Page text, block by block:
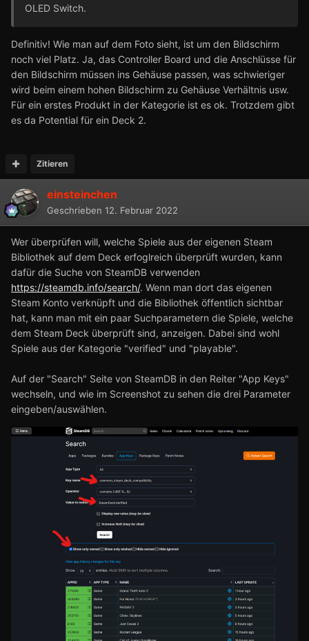
OLED Switch.
Definitiv! Wie man auf dem Foto sieht, ist um den Bildschirm
noch viel Platz. Ja, das Controller Board und die Anschlüsse für
den Bildschirm müssen ins Gehäuse passen, was schwieriger
wird beim einem hohen Bildschirm zu Gehäuse Verhältnis usw.
Für ein erstes Produkt in der Kategorie ist es ok. Trotzdem gibt
es da Potential für ein Deck 2.
Zitieren
einsteinchen
Geschrieben 12. Februar 2022
Wer überprüfen will, welche Spiele aus der eigenen Steam
Bibliothek auf dem Deck erfoglreich überprüft wurden, kann
dafür die Suche von SteamDB verwenden
https://steamdb.info/search/. Wenn man dort das eigenen
Steam Konto verknüpft und die Bibliothek öffentlich sichtbar
hat, kann man mit ein paar Suchparametern die Spiele, welche
dem Steam Deck überprüft sind, anzeigen. Dabei sind wohl
Spiele aus der Kategorie "verified" und "playable".
Auf der "Search" Seite von SteamDB in den Reiter "App Keys"
wechseln, und wie im Screenshot zu sehen die drei Parameter
eingeben/auswählen.